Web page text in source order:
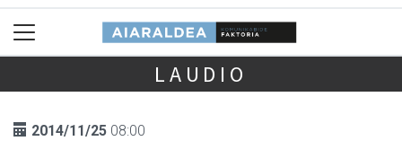
LAUDIO
2014/11/25 08:00